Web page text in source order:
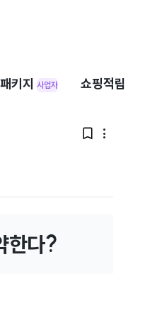
키지 사업자 쇼핑적립
 
한다?